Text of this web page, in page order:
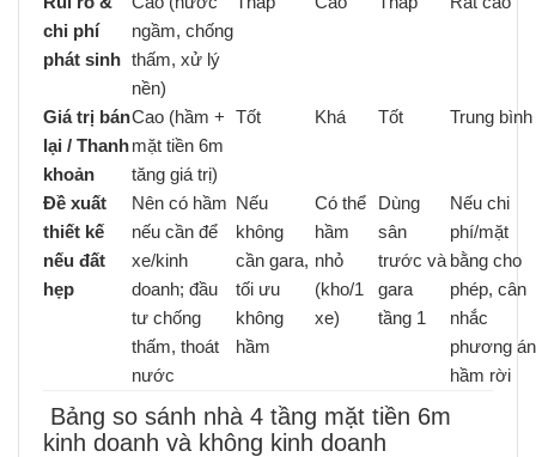
chi phí
phát sinh
ngầm, chống
thấm, xử lý
nền)
Giá trị bán
lại / Thanh
khoản
Cao (hầm +
mặt tiền 6m
tăng giá trị)
Tốt Khá Tốt Trung bình
Đề xuất
thiết kế
nếu đất
hẹp
Nên có hầm
nếu cần để
xe/kinh
doanh; đầu
tư chống
thấm, thoát
nước
Nếu
không
cần gara,
tối ưu
không
hầm
Có thể
hầm
nhỏ
(kho/1
xe)
Dùng
sân
trước và
gara
tầng 1
Nếu chi
phí/mặt
bằng cho
phép, cân
nhắc
phương án
hầm rời
Bảng so sánh nhà 4 tầng mặt tiền 6m
kinh doanh và không kinh doanh